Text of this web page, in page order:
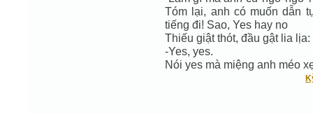
Tóm lại, anh có muốn dẫn
tiếng đi! Sao, Yes hay no
Thiếu giật thót, đầu gật lia lịa:
-Yes, yes.
Nói yes mà miệng anh méo